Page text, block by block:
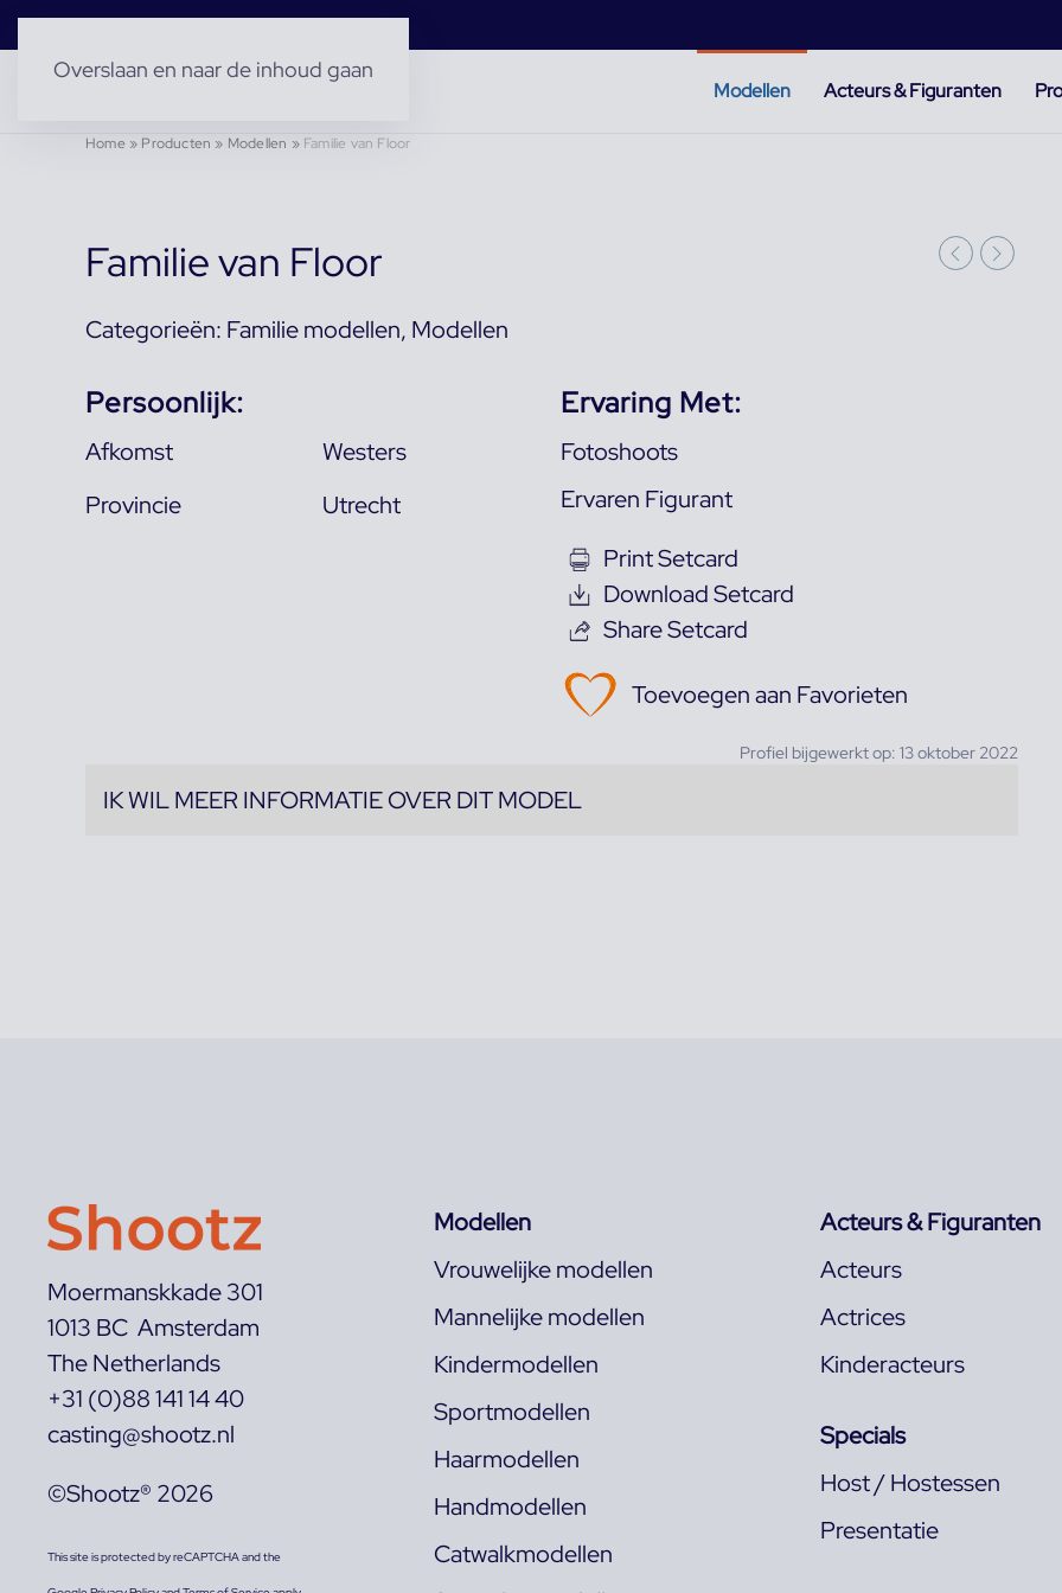
Overslaan en naar de inhoud gaan
Modellen Acteurs & Figuranten
Home» Producten » Modellen » Familie van Floor
Familie van Floor
Categorieën: Familie modellen, Modellen
Persoonlijk:
Afkomst
Westers
Provincie
Utrecht
Ervaring Met:
Fotoshoots
Ervaren Figurant
Print Setcard
Download Setcard
Share Setcard
Toevoegen aan Favorieten
Profiel bijgewerkt op: 13 oktober 2022
IK WIL MEER INFORMATIE OVER DIT MODEL
Moermanskkade 301
1013 BC Amsterdam
The Netherlands
+31 (0)88 141 14 40
casting@shootz.nl
©Shootz® 2026
This site is protected by reCAPTCHA and the
Modellen
Vrouwelijke modellen
Mannelijke modellen
Kindermodellen
Sportmodellen
Haarmodellen
Handmodellen
Catwalkmodellen
Acteurs & Figuranten
Acteurs
Actrices
Kinderacteurs
Specials
Host / Hostessen
Presentatie